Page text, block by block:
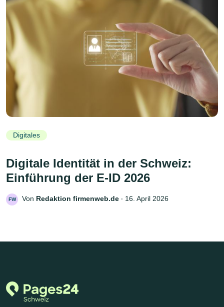
Digitales
Digitale Identität in der Schweiz:
Einführung der E-ID 2026
FW Von Redaktion firmenweb.de ‧ 16. April 2026